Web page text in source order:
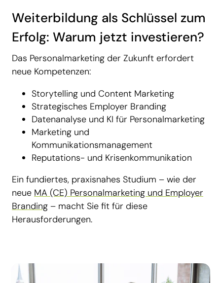
Weiterbildung als Schlüssel zum
Erfolg: Warum jetzt investieren?
Das Personalmarketing der Zukunft erfordert
neue Kompetenzen:
Storytelling und Content Marketing
Strategisches Employer Branding
Datenanalyse und KI für Personalmarketing
Marketing und
Kommunikationsmanagement
Reputations- und Krisenkommunikation
Ein fundiertes, praxisnahes Studium – wie der
neue MA (CE) Personalmarketing und Employer
Branding – macht Sie fit für diese
Herausforderungen.